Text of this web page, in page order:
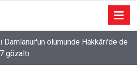
Damlanur'un ölümünde Hakkâri'de de
gözaltı